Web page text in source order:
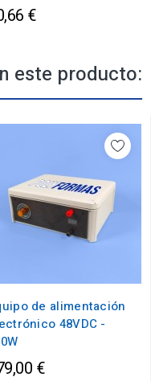
€
este producto:
de alimentación
48VDC -
€